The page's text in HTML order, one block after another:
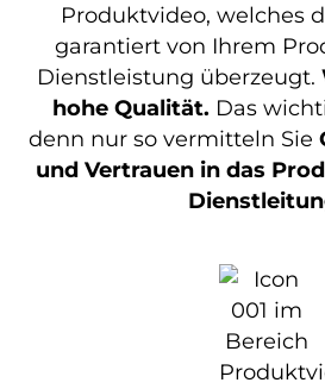
Produktvideo, welches
garantiert von Ihrem
Dienstleistung überzeugt.
hohe Qualität. Das
denn nur so vermitteln Sie
und Vertrauen in das